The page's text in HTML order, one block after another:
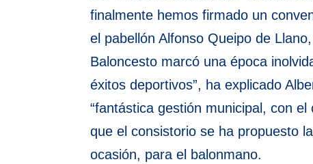
finalmente hemos firmado un
el pabellón Alfonso Queipo de
Baloncesto marcó una época
éxitos deportivos”, ha explicado
“fantástica gestión municipal, con
que el consistorio se ha propuesto
ocasión, para el balonmano.